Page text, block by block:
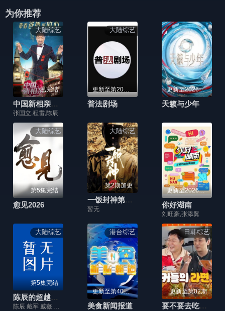
为你推荐
大陆综艺
已完结
中国新相亲第二季
张国立,程雷,陈辰
大陆综艺
更新至第20260805期
普法剧场
更新至20260802期纯享版
天籁与少年
大陆综艺
第5集完结
愈见2026
大陆综艺
第2期加更
一饭封神第二季
暂无
更新至20260730期
你好湖南
刘旺豪,张添翼
大陆综艺
第5集完结
陈辰的超越边界
陈辰 戴军 戚薇 林依晨 陈妍希
港台综艺
更新至第401集
美食新闻报道
日韩综艺
更新至第02期
要不要去吃碗泡面？